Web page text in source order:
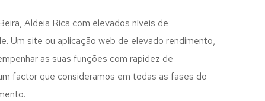
Aldeia Rica com elevados níveis de
Um site ou aplicação web de elevado rendimento,
as suas funções com rapidez de
factor que consideramos em todas as fases do